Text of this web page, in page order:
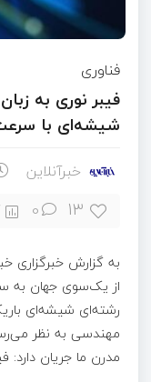
فناوری
فیبر نوری به
شیشه‌ای با
خبرآنلاین
13
0
به گزارش خبرگزاری
از یک‌سوی جهان به
رشته‌ای شیشه‌ای
مهندسی به نظر
مدرن ما جریان دارد: